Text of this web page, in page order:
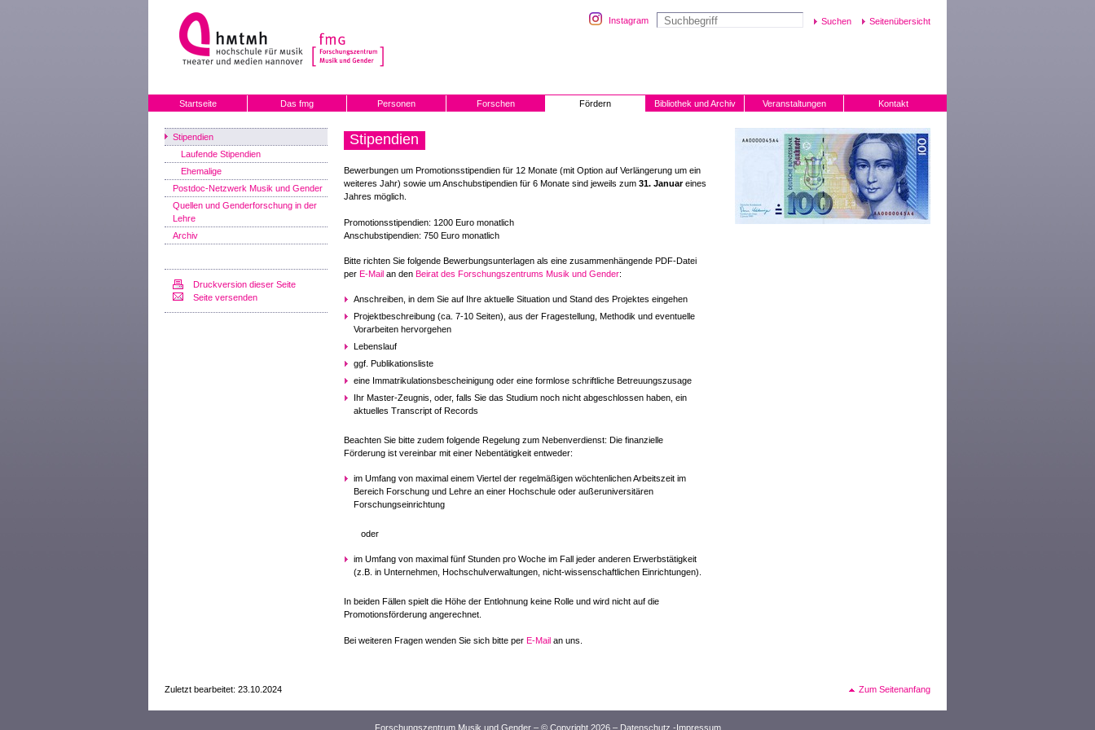
Instagram Seitenübersicht
Startseite Das fmg Personen Forschen Fördern Bibliothek und Archiv Veranstaltungen Kontakt
Stipendien
Laufende Stipendien
Ehemalige
Postdoc-Netzwerk Musik und Gender
Quellen und Genderforschung in der
Lehre
Archiv
Druckversion dieser Seite
Seite versenden
Stipendien
Bewerbungen um Promotionsstipendien für 12 Monate (mit Option auf Verlängerung um ein
weiteres Jahr) sowie um Anschubstipendien für 6 Monate sind jeweils zum 31. Januareines
Jahres möglich.
Promotionsstipendien: 1200 Euro monatlich
Anschubstipendien: 750 Euro monatlich
Bitte richten Sie folgende Bewerbungsunterlagen als eine zusammenhängende PDF-Datei
per E-Mail an den Beirat des Forschungszentrums Musik und Gender:
Anschreiben, in dem Sie auf Ihre aktuelle Situation und Stand des Projektes eingehen
Projektbeschreibung (ca. 7-10 Seiten), aus der Fragestellung, Methodik und eventuelle
Vorarbeiten hervorgehen
Lebenslauf
ggf. Publikationsliste
eine Immatrikulationsbescheinigung oder eine formlose schriftliche Betreuungszusage
Ihr Master-Zeugnis, oder, falls Sie das Studium noch nicht abgeschlossen haben, ein
aktuelles Transcript of Records
Beachten Sie bitte zudem folgende Regelung zum Nebenverdienst: Die finanzielle
Förderung ist vereinbar mit einer Nebentätigkeit entweder:
im Umfang von maximal einem Viertel der regelmäßigen wöchtenlichen Arbeitszeit im
Bereich Forschung und Lehre an einer Hochschule oder außeruniversitären
Forschungseinrichtung
oder
im Umfang von maximal fünf Stunden pro Woche im Fall jeder anderen Erwerbstätigkeit
(z.B. in Unternehmen, Hochschulverwaltungen, nicht-wissenschaftlichen Einrichtungen).
In beiden Fällen spielt die Höhe der Entlohnung keine Rolle und wird nicht auf die
Promotionsförderung angerechnet.
Bei weiteren Fragen wenden Sie sich bitte per E-Mail an uns.
Zuletzt bearbeitet: 23.10.2024 Zum Seitenanfang
Forschungszentrum Musik und Gender – © Copyright 2026 – Datenschutz -Impressum